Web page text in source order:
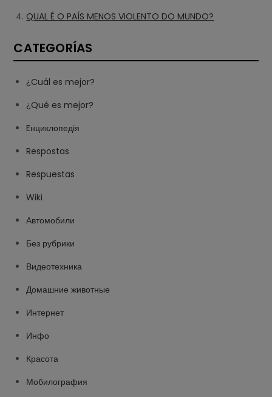
QUAL É O PAÍS MENOS VIOLENTO DO MUNDO?
CATEGORÍAS
¿Cuál es mejor?
¿Qué es mejor?
Eнциклопедія
Respostas
Respuestas
Wiki
Автомобили
Без рубрики
Видеотехника
Домашние животные
Интернет
Инфо
Красота
Мобилография